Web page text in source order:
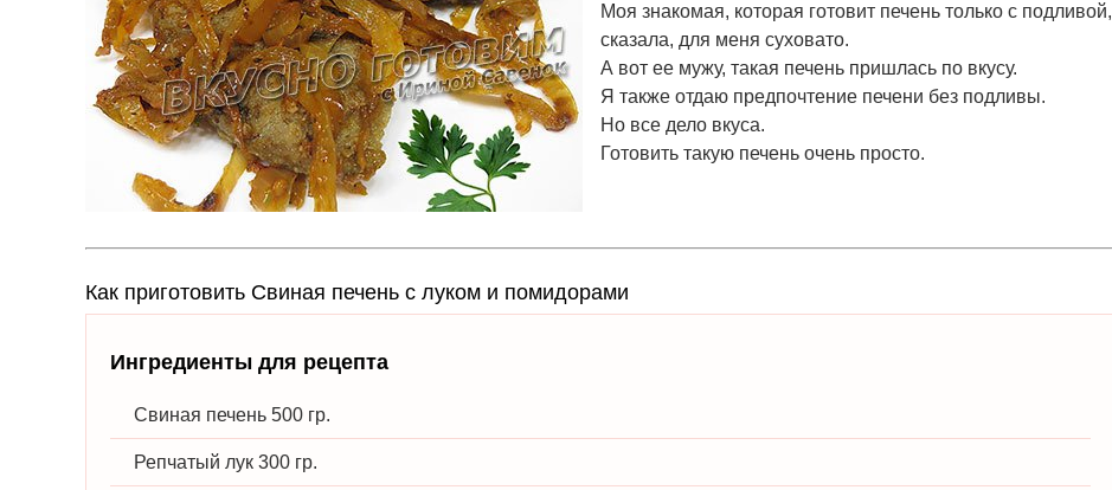
Моя знакомая, которая готовит печень только с подливой,
сказала, для меня суховато.
А вот ее мужу, такая печень пришлась по вкусу.
Я также отдаю предпочтение печени без подливы.
Но все дело вкуса.
Готовить такую печень очень просто.
Как приготовить Свиная печень с луком и помидорами
Ингредиенты для рецепта
Свиная печень 500 гр.
Репчатый лук 300 гр.